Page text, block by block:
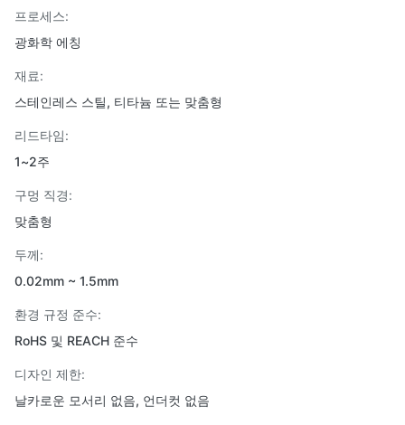
프로세스:
광화학 에칭
재료:
스테인레스 스틸, 티타늄 또는 맞춤형
리드타임:
1~2주
구멍 직경:
맞춤형
두께:
0.02mm ~ 1.5mm
환경 규정 준수:
RoHS 및 REACH 준수
디자인 제한:
날카로운 모서리 없음, 언더컷 없음